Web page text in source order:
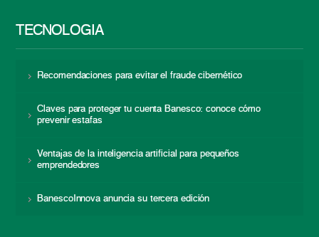
TECNOLOGÍA
Recomendaciones para evitar el fraude cibernético
Claves para proteger tu cuenta Banesco: conoce cómo
prevenir estafas
Ventajas de la inteligencia artificial para pequeños
emprendedores
BanescoInnova anuncia su tercera edición